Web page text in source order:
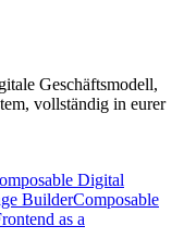
Geschäftsmodell,
vollständig in eurer
Digital
BuilderComposable
as a